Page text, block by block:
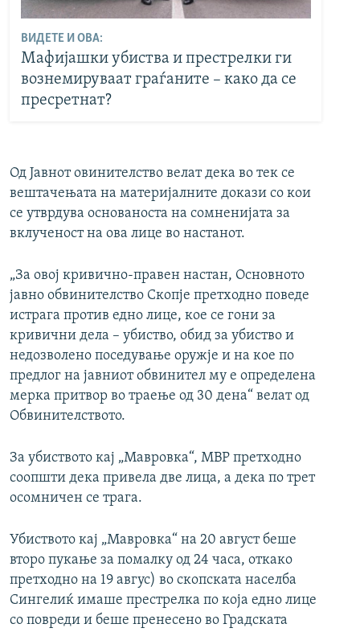
ВИДЕТЕ И ОВА:
Мафијашки убиства и престрелки ги
вознемируваат граѓаните – како да се
пресретнат?
Од Јавнот овинителство велат дека во тек се
вештачењата на материјалните докази со кои
се утврдува основаноста на сомненијата за
вклученост на ова лице во настанот.
„За овој кривично-правен настан, Основното
јавно обвинителство Скопје претходно поведе
истрага против едно лице, кое се гони за
кривични дела – убиство, обид за убиство и
недозволено поседување оружје и на кое по
предлог на јавниот обвинител му е определена
мерка притвор во траење од 30 дена“ велат од
Обвинителството.
За убиството кај „Мавровка“, МВР претходно
соопшти дека привела две лица, а дека по трет
осомничен се трага.
Убиството кај „Мавровка“ на 20 август беше
второ пукање за помалку од 24 часа, откако
претходно на 19 авгус) во скопската населба
Сингелиќ имаше престрелка по која едно лице
со повреди и беше пренесено во Градската